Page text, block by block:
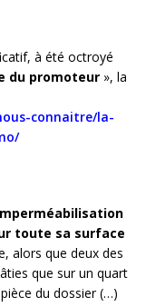
à été octroyé
du promoteur », la
connaitre/la-
toute sa surface
alors que deux des
que sur un quart
du dossier (…)